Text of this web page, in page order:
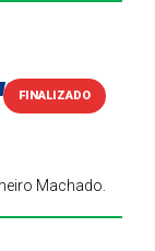
FINALIZADO
Machado.